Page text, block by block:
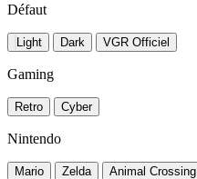
Défaut
Light Dark VGR Officiel
Gaming
Retro Cyber
Nintendo
Mario Zelda Animal Crossing